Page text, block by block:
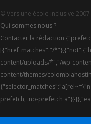
© Vers une école inclusive
Qui sommes nous ?
Contacter la rédaction
[{"href_matches":"/
content/uploads/*","/wp-
content/themes/
prefetch, .no-prefetch